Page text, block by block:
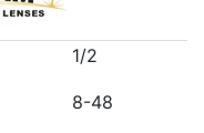
1/2
8-48